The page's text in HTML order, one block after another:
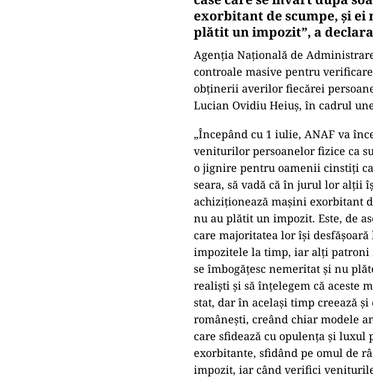
exorbitant de scumpe, şi
plătit un impozit”, a
Agenţia Naţională de
controale masive pentru
obţinerii averilor fiecărei
Lucian Ovidiu Heiuş, în cadrul
„Începând cu 1 iulie, ANAF va
veniturilor persoanelor fizice ca
o jignire pentru oamenii cinstiţi
seara, să vadă că în jurul lor alţii
achiziţionează maşini exorbitant
nu au plătit un impozit. Este, de
care majoritatea lor îşi
impozitele la timp, iar alţi patroni
se îmbogăţesc nemeritat şi nu
realişti şi să înţelegem că aceste
stat, dar în acelaşi timp creează
româneşti, creând chiar modele
care sfidează cu opulenţa şi luxul
exorbitante, sfidând pe omul de
impozit, iar când verifici